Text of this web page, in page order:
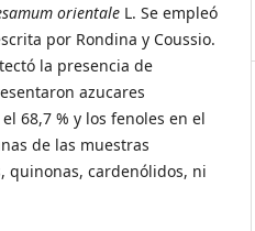
orientale L. Se empleó
por Rondina y Coussio.
la presencia de
azucares
68,7 % y los fenoles en el
de las muestras
quinonas, cardenólidos, ni